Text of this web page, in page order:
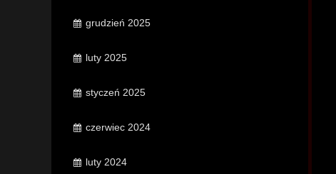
grudzień 2025
luty 2025
styczeń 2025
czerwiec 2024
luty 2024